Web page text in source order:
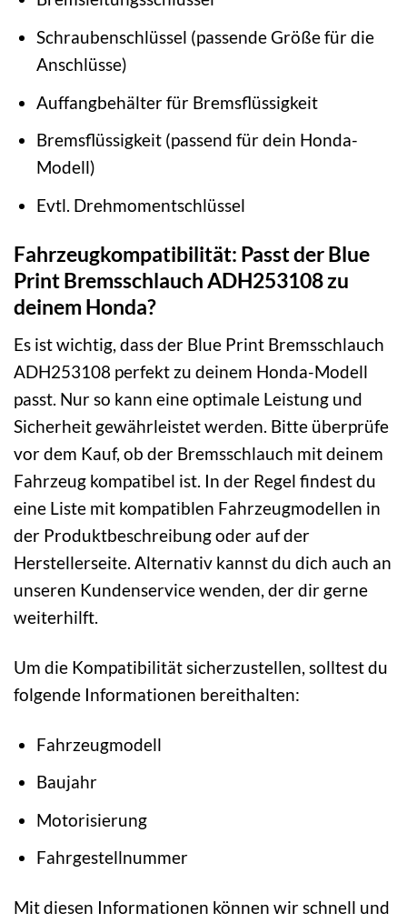
Schraubenschlüssel (passende Größe für die
Anschlüsse)
Auffangbehälter für Bremsflüssigkeit
Bremsflüssigkeit (passend für dein Honda-
Modell)
Evtl. Drehmomentschlüssel
Fahrzeugkompatibilität: Passt der Blue
Print Bremsschlauch ADH253108 zu
deinem Honda?
Es ist wichtig, dass der Blue Print Bremsschlauch
ADH253108 perfekt zu deinem Honda-Modell
passt. Nur so kann eine optimale Leistung und
Sicherheit gewährleistet werden. Bitte überprüfe
vor dem Kauf, ob der Bremsschlauch mit deinem
Fahrzeug kompatibel ist. In der Regel findest du
eine Liste mit kompatiblen Fahrzeugmodellen in
der Produktbeschreibung oder auf der
Herstellerseite. Alternativ kannst du dich auch an
unseren Kundenservice wenden, der dir gerne
weiterhilft.
Um die Kompatibilität sicherzustellen, solltest du
folgende Informationen bereithalten:
Fahrzeugmodell
Baujahr
Motorisierung
Fahrgestellnummer
Mit diesen Informationen können wir schnell und